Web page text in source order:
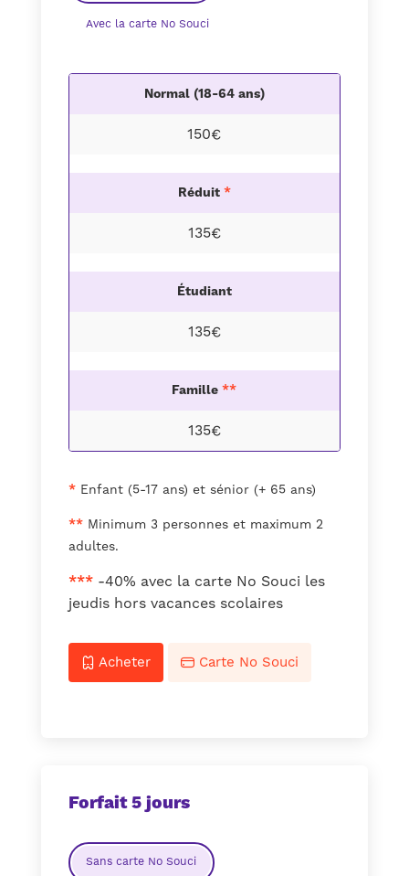
Avec la carte No Souci
Normal (18-64 ans)
150€
Réduit *
135€
Étudiant
135€
Famille**
135€
*Enfant (5-17 ans) et sénior (+ 65 ans)
**Minimum 3 personnes et maximum 2
adultes.
***-40% avec la carte No Souci les
jeudis hors vacances scolaires
Acheter Carte No Souci
Forfait 5 jours
Sans carte No Souci